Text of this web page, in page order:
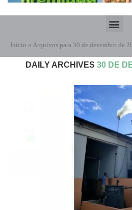
Início » Arquivos para 30 de dezembro de
DAILY ARCHIVES 30 DE